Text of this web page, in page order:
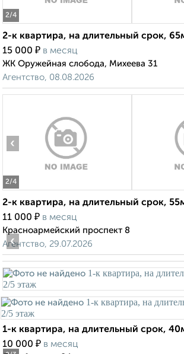
2/4
2-к квартира, на длительный срок,
15 000 ₽ в месяц
ЖК Оружейная слобода, Михеева 31
Агентство, 08.08.2026
2/4
‹
2-к квартира, на длительный срок,
11 000 ₽ в месяц
Красноармейский проспект 8
Агентство, 29.07.2026
‹
1-к квартира, на длительный срок,
10 000 ₽ в месяц